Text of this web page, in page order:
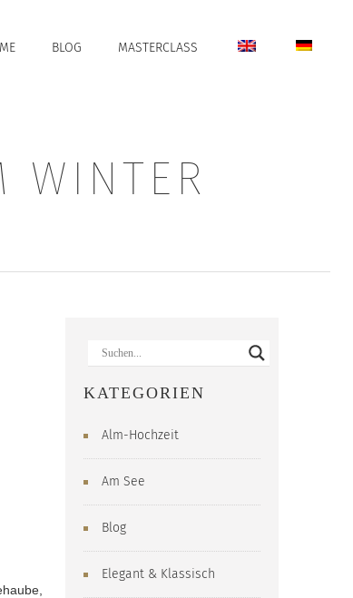
BLOG MASTERCLASS
WINTER
KATEGORIEN
Alm-Hochzeit
Am See
Blog
Elegant & Klassisch